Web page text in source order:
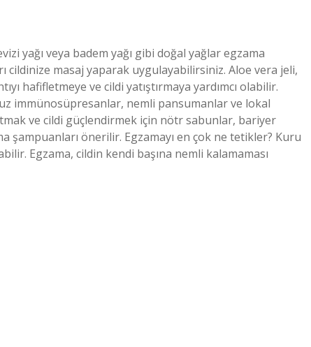
yağı veya badem yağı gibi doğal yağlar egzama
cildinize masaj yaparak uygulayabilirsiniz. Aloe vera jeli,
hafifletmeye ve cildi yatıştırmaya yardımcı olabilir.
immünosüpresanlar, nemli pansumanlar ve lokal
ve cildi güçlendirmek için nötr sabunlar, bariyer
önerilir. Egzamayı en çok ne tetikler? Kuru
Egzama, cildin kendi başına nemli kalamaması